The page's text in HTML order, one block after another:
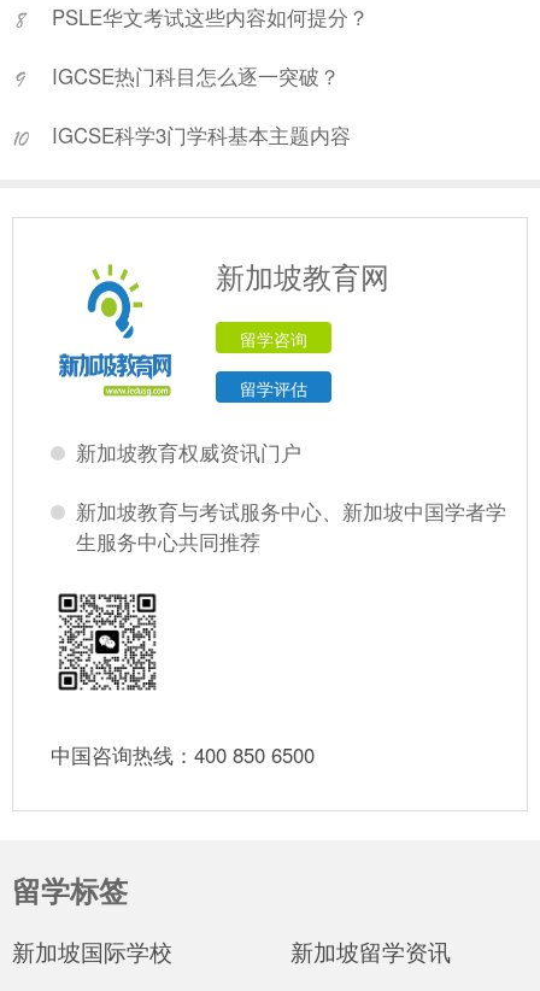
PSLE华文考试这些内容如何提分？
IGCSE热门科目怎么逐一突破？
IGCSE科学3门学科基本主题内容
新加坡教育网
留学咨询
留学评估
新加坡教育权威资讯门户
新加坡教育与考试服务中心、新加坡中国学者学
生服务中心共同推荐
中国咨询热线：400 850 6500
留学标签
新加坡国际学校
新加坡留学资讯